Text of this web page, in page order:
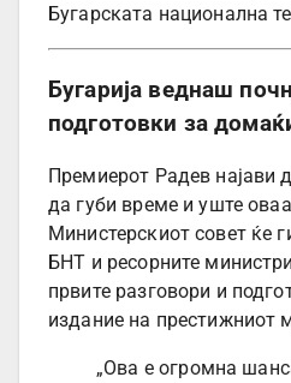
Бугарската национална
Бугарија веднаш
подготовки за
Премиерот Радев најави
да губи време и уште
Министерскиот совет ќе
БНТ и ресорните
првите разговори и
издание на престижниот
„Ова е огромна